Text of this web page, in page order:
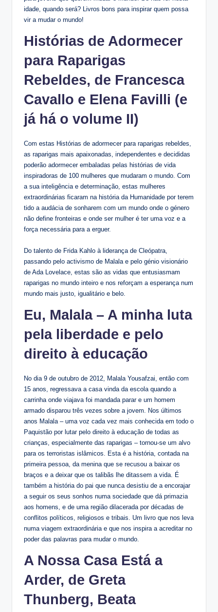
idade, quando será? Livros bons para inspirar quem possa
vir a mudar o mundo!
Histórias de Adormecer
para Raparigas
Rebeldes, de Francesca
Cavallo e Elena Favilli (e
já há o volume II)
Com estas Histórias de adormecer para raparigas rebeldes,
as raparigas mais apaixonadas, independentes e decididas
poderão adormecer embaladas pelas histórias de vida
inspiradoras de 100 mulheres que mudaram o mundo. Com
a sua inteligência e determinação, estas mulheres
extraordinárias ficaram na história da Humanidade por terem
tido a audácia de sonharem com um mundo onde o género
não define fronteiras e onde ser mulher é ter uma voz e a
força necessária para a erguer.
Do talento de Frida Kahlo à liderança de Cleópatra,
passando pelo activismo de Malala e pelo génio visionário
de Ada Lovelace, estas são as vidas que entusiasmam
raparigas no mundo inteiro e nos reforçam a esperança num
mundo mais justo, igualitário e belo.
Eu, Malala – A minha luta
pela liberdade e pelo
direito à educação
No dia 9 de outubro de 2012, Malala Yousafzai, então com
15 anos, regressava a casa vinda da escola quando a
carrinha onde viajava foi mandada parar e um homem
armado disparou três vezes sobre a jovem. Nos últimos
anos Malala – uma voz cada vez mais conhecida em todo o
Paquistão por lutar pelo direito à educação de todas as
crianças, especialmente das raparigas – tornou-se um alvo
para os terroristas islâmicos. Esta é a história, contada na
primeira pessoa, da menina que se recusou a baixar os
braços e a deixar que os talibãs lhe ditassem a vida. É
também a história do pai que nunca desistiu de a encorajar
a seguir os seus sonhos numa sociedade que dá primazia
aos homens, e de uma região dilacerada por décadas de
conflitos políticos, religiosos e tribais. Um livro que nos leva
numa viagem extraordinária e que nos inspira a acreditar no
poder das palavras para mudar o mundo.
A Nossa Casa Está a
Arder, de Greta
Thunberg, Beata